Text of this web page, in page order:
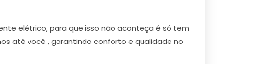
elétrico, para que isso não aconteça é só tem
até você , garantindo conforto e qualidade no